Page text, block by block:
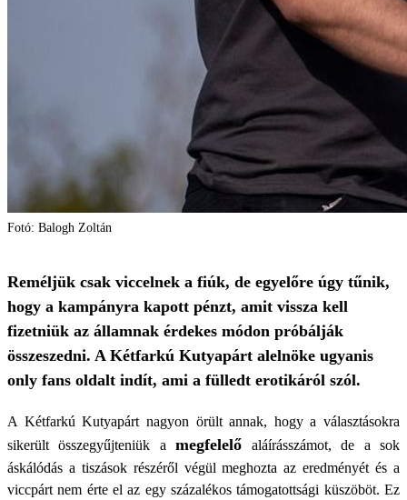
Fotó: Balogh Zoltán
Reméljük csak viccelnek a fiúk, de egyelőre úgy tűnik,
hogy a kampányra kapott pénzt, amit vissza kell
fizetniük az államnak érdekes módon próbálják
összeszedni. A Kétfarkú Kutyapárt alelnöke ugyanis
only fans oldalt indít, ami a fülledt erotikáról szól.
A Kétfarkú Kutyapárt nagyon örült annak, hogy a választásokra
sikerült összegyűjteniük amegfelelő aláírásszámot, de a sok
áskálódás a tiszások részéről végül meghozta az eredményét és a
viccpárt nem érte el az egy százalékos támogatottsági küszöböt. Ez